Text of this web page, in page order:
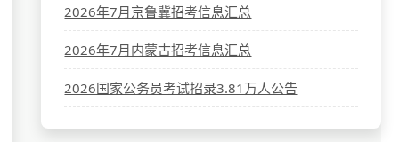
2026年7月京鲁冀招考信息汇总
2026年7月内蒙古招考信息汇总
2026国家公务员考试招录3.81万人公告